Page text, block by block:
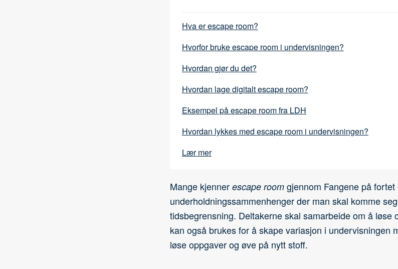
Hva er escape room?
Hvorfor bruke escape room i undervisningen?
Hvordan gjør du det?
Hvordan lage digitalt escape room?
Eksempel på escape room fra LDH
Hvordan lykkes med escape room i undervisningen?
Lær mer
Mange kjenner escape roomgjennom Fangene på fortet
underholdningssammenhenger der man skal komme
tidsbegrensning. Deltakerne skal samarbeide om å løse
kan også brukes for å skape variasjon i undervisningen
løse oppgaver og øve på nytt stoff.